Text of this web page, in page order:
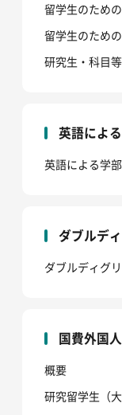
留学生のため
留学生のため
研究生・科目
英語によ
英語による学
ダブルデ
ダブルディグ
国費外国
概要
研究留学生（大